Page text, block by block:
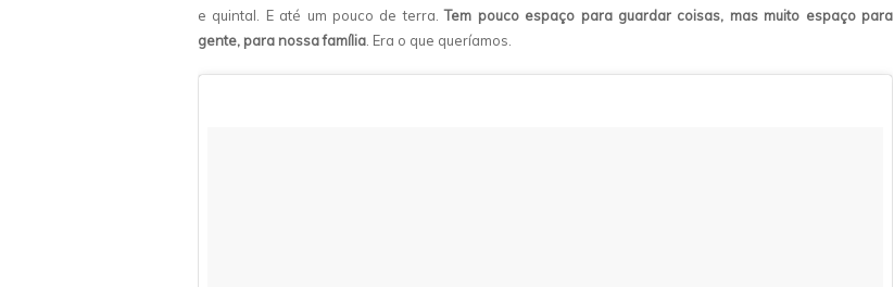
e quintal. E até um pouco de terra. Tem pouco espaço para guardar coisas, mas muito espaço para
gente, para nossa família . Era o que queríamos.